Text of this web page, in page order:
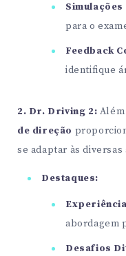
para o
Feedback
identifique
2. Dr. Driving 2:
de direção
se adaptar às
Destaques:
abordagem
Desafios